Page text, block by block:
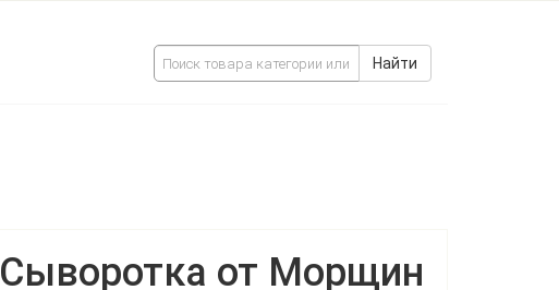
Найти
Сыворотка от Морщин